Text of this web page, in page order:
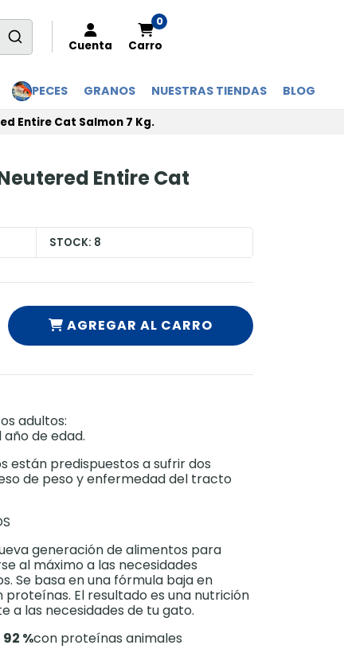
Cuenta
0
Carro
PECES GRANOS NUESTRAS TIENDAS BLOG
Entire Cat Salmon 7 Kg.
Entire Cat
STOCK: 8
AGREGAR AL CARRO
adultos:
año de edad.
están predispuestos a sufrir dos
de peso y enfermedad del tracto
generación de alimentos para
al máximo a las necesidades
Se basa en una fórmula baja en
El resultado es una nutrición
a las necesidades de tu gato.
92 %con proteínas animales